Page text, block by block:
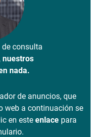
consulta
nuestros
nada.
de anuncios, que
web a continuación se
en este enlacepara